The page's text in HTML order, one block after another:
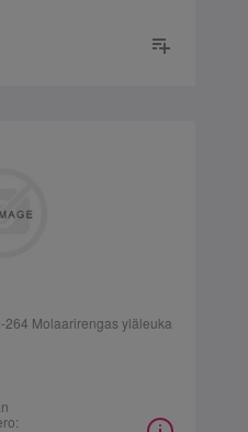
Molaarirengas yläleuka